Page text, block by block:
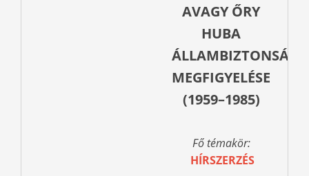
AVAGY ŐRY
HUBA
ÁLLAMBIZTONSÁGI
MEGFIGYELÉSE
(1959–1985)
Fő témakör:
HÍRSZERZÉS